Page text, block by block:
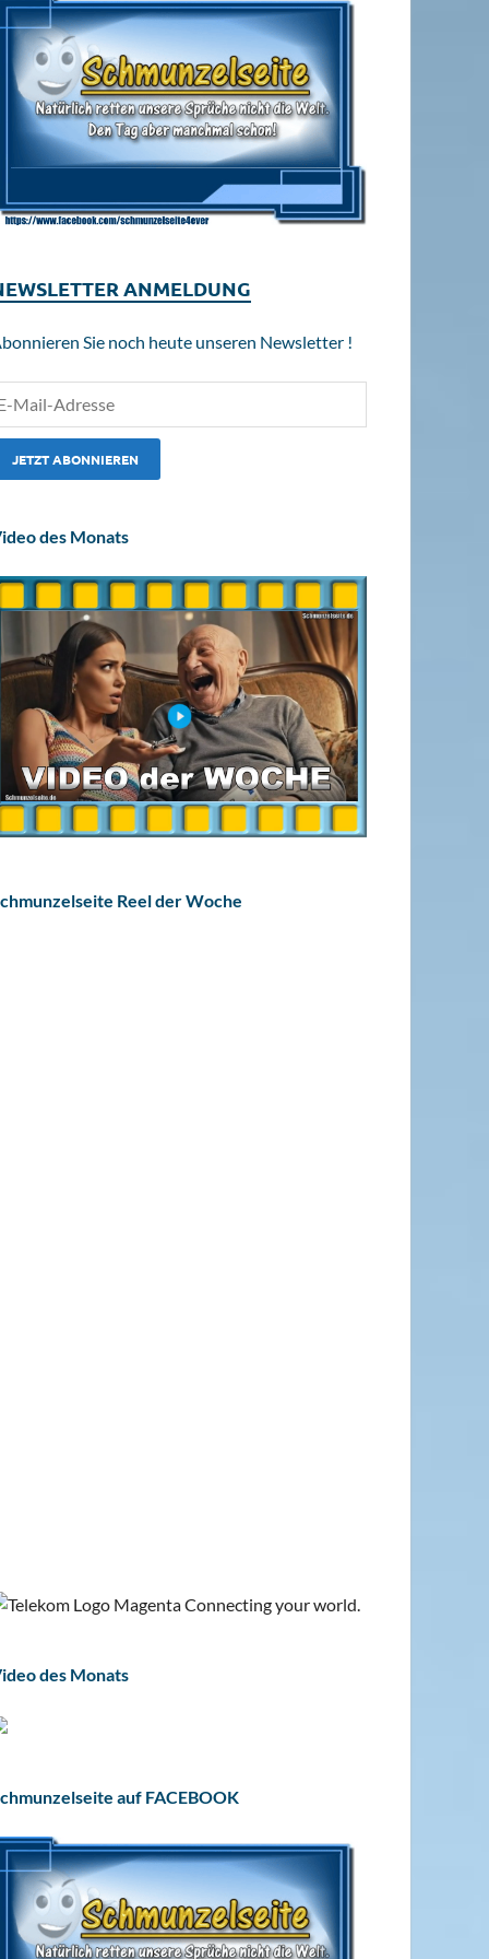
ANMELDUNG
Sie noch heute unseren Newsletter !
des Monats
Reel der Woche
des Monats
auf FACEBOOK